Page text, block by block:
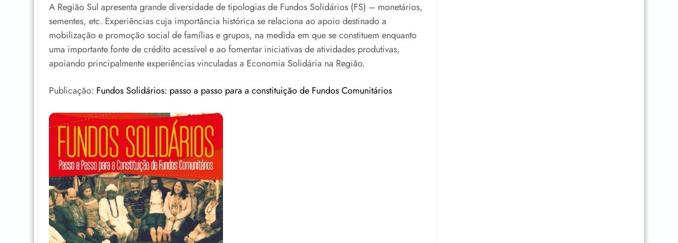
A Região Sul apresenta grande diversidade de tipologias de Fundos Solidários (FS) – monetários,
sementes, etc. Experiências cuja importância histórica se relaciona ao apoio destinado a
mobilização e promoção social de famílias e grupos, na medida em que se constituem enquanto
uma importante fonte de crédito acessível e ao fomentar iniciativas de atividades produtivas,
apoiando principalmente experiências vinculadas a Economia Solidária na Região.
Publicação: Fundos Solidários: passo a passo para a constituição de Fundos Comunitários